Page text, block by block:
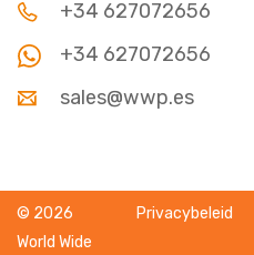
+34 627072656
+34 627072656
sales@wwp.es
© 2026
World Wide
Privacybeleid